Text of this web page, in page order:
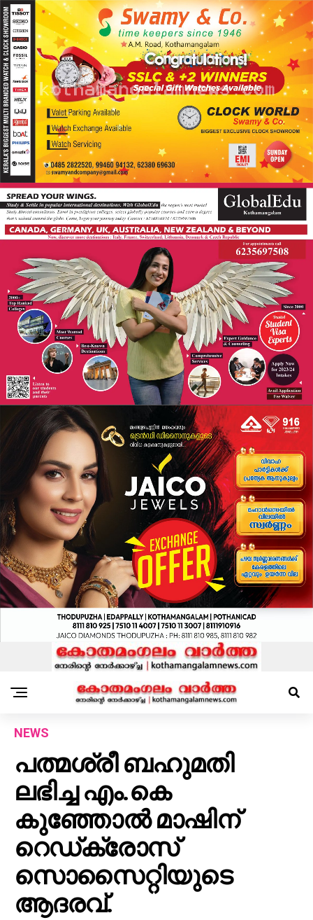
NEWS
പത്മശ്രീ ബഹുമതി
ലഭിച്ച എം.കെ
കുഞ്ഞോൽ മാഷിന്
റെഡ്ക്രോസ്
സൊസൈറ്റിയുടെ
ആദരവ്.